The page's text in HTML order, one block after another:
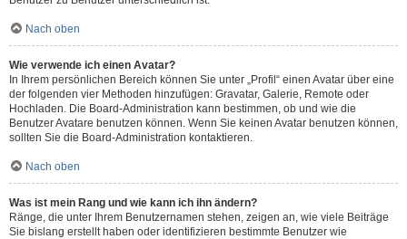
Nach oben
Wie verwende ich einen Avatar?
In Ihrem persönlichen Bereich können Sie unter „Profil“ einen Avatar über eine
der folgenden vier Methoden hinzufügen: Gravatar, Galerie, Remote oder
Hochladen. Die Board-Administration kann bestimmen, ob und wie die
Benutzer Avatare benutzen können. Wenn Sie keinen Avatar benutzen können,
sollten Sie die Board-Administration kontaktieren.
Nach oben
Was ist mein Rang und wie kann ich ihn ändern?
Ränge, die unter Ihrem Benutzernamen stehen, zeigen an, wie viele Beiträge
Sie bislang erstellt haben oder identifizieren bestimmte Benutzer wie